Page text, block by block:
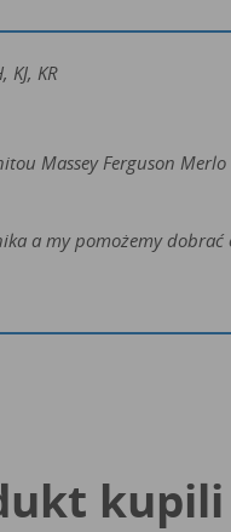
KJ, KR
Massey Ferguson Merlo
a my pomożemy dobrać